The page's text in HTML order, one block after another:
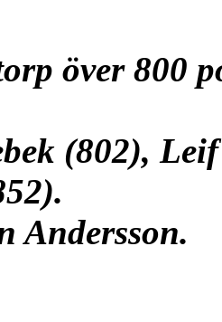
över 800
(802),
Andersson.